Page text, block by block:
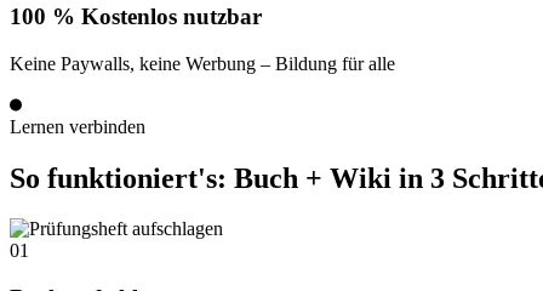
100 % Kostenlos nutzbar
Keine Paywalls, keine Werbung – Bildung für alle
Lernen verbinden
So funktioniert's: Buch + Wiki in 3
01